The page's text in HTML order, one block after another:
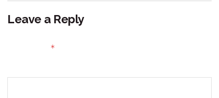
Leave a Reply
*